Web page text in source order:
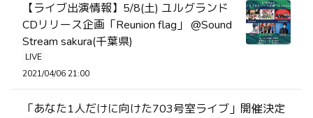
【ライブ出演情報】5/8(土) ユルグランド
CDリリース企画「Reunion flag」 @Sound
Stream sakura(千葉県)
LIVE
2021/04/06 21:00
「あなた1人だけに向けた703号室ライブ」開催決定